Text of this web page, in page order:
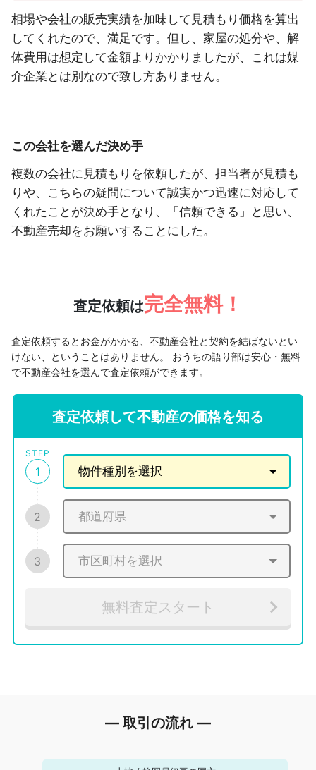
相場や会社の販売実績を加味して見積もり価格を算出
してくれたので、満足です。但し、家屋の処分や、解
体費用は想定して金額よりかかりましたが、これは媒
介企業とは別なので致し方ありません。
この会社を選んだ決め手
複数の会社に見積もりを依頼したが、担当者が見積も
りや、こちらの疑問について誠実かつ迅速に対応して
くれたことが決め手となり、「信頼できる」と思い、
不動産売却をお願いすることにした。
査定依頼は完全無料！
査定依頼するとお金がかかる、不動産会社と契約を結ばないとい
けない、ということはありません。 おうちの語り部は安心・無料
で不動産会社を選んで査定依頼ができます。
査定依頼して不動産の価格を知る
STEP
1
2
3
無料査定スタート
― 取引の流れ ―